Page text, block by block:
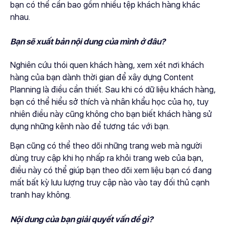
bạn có thể cần bao gồm nhiều tệp khách hàng khác
nhau.
Bạn sẽ xuất bản nội dung của mình ở đâu?
Nghiên cứu thói quen khách hàng, xem xét nơi khách
hàng của bạn dành thời gian để xây dựng Content
Planning là điều cần thiết. Sau khi có dữ liệu khách hàng,
bạn có thể hiểu sở thích và nhân khẩu học của họ, tuy
nhiên điều này cũng không cho bạn biết khách hàng sử
dụng những kênh nào để tương tác với bạn.
Bạn cũng có thể theo dõi những trang web mà người
dùng truy cập khi họ nhấp ra khỏi trang web của bạn,
điều này có thể giúp bạn theo dõi xem liệu bạn có đang
mất bất kỳ lưu lượng truy cập nào vào tay đối thủ cạnh
tranh hay không.
Nội dung của bạn giải quyết vấn đề gì?